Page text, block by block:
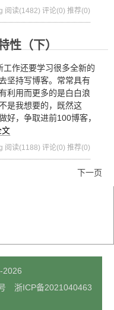
阅读(1482) 评论(0) 推荐(0)
性（下）
作还要学习很多全新的
坚持写博客。常常具有
利用而更多的是白白浪
是我想要的，既然这
好，争取进前100博客，
文
阅读(1188) 评论(0) 推荐(0)
下一页
浙ICP备2021040463